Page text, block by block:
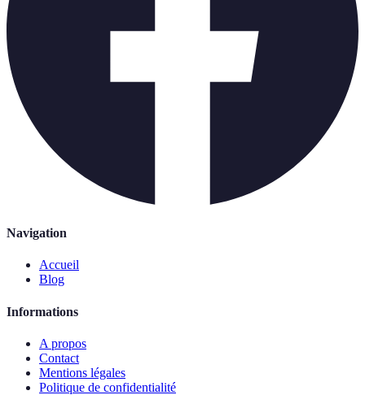
Navigation
Accueil
Blog
Informations
A propos
Contact
Mentions légales
Politique de confidentialité